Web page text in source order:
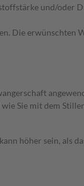
und/oder
Die erwünschten
Sie mit dem
höher sein, als